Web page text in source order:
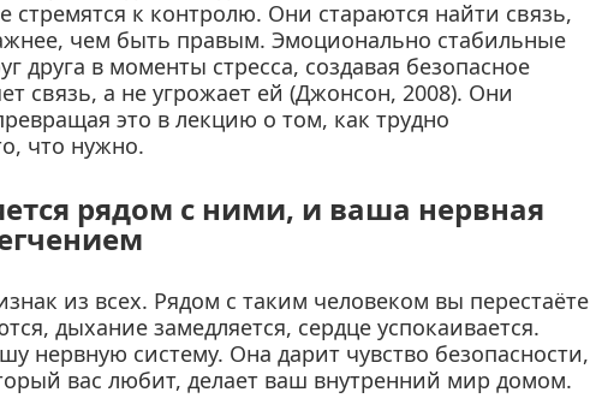
стремятся к контролю. Они стараются найти связь,
чем быть правым. Эмоционально стабильные
друга в моменты стресса, создавая безопасное
связь, а не угрожает ей (Джонсон, 2008). Они
это в лекцию о том, как трудно
что нужно.
рядом с ними, и ваша нервная
из всех. Рядом с таким человеком вы перестаёте
дыхание замедляется, сердце успокаивается.
нервную систему. Она дарит чувство безопасности,
вас любит, делает ваш внутренний мир домом.